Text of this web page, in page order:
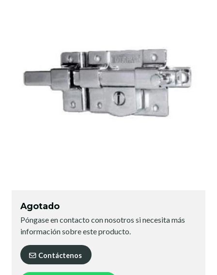
Agotado
Póngase en contacto con nosotros si necesita más
información sobre este producto.
Contáctenos